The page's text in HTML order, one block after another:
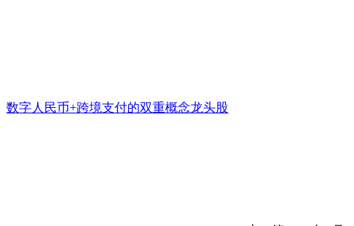
数字人民币+跨境支付的双重概念龙头股